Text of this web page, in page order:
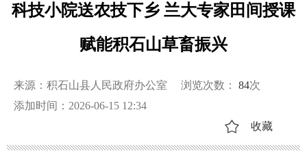
科技小院送农技下乡 兰大专家田间授课
赋能积石山草畜振兴
来源：积石山县人民政府办公室 浏览次数： 84次
添加时间：2026-06-15 12:34
收藏